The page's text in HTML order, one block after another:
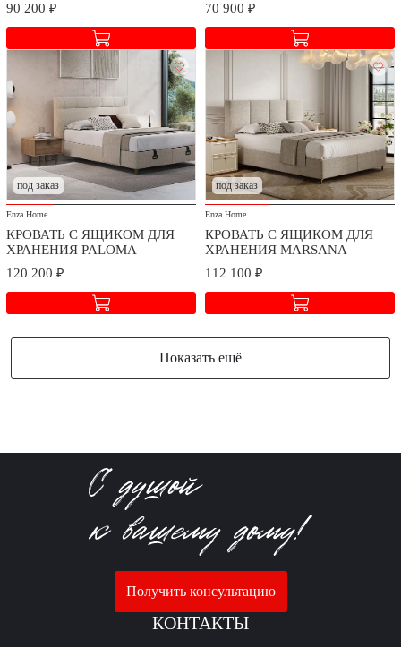
90 200 ₽
70 900 ₽
под заказ
Enza Home
КРОВАТЬ С ЯЩИКОМ ДЛЯ
ХРАНЕНИЯ PALOMA
120 200 ₽
под заказ
Enza Home
КРОВАТЬ С ЯЩИКОМ ДЛЯ
ХРАНЕНИЯ MARSANA
112 100 ₽
Показать ещё
Получить консультацию
КОНТАКТЫ